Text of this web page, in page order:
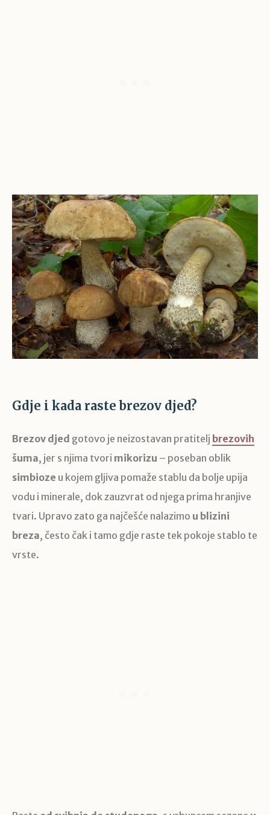
Gdje i kada raste brezov djed?
Brezov djed gotovo je neizostavan pratitelj brezovih
šuma, jer s njima tvori mikorizu – poseban oblik
simbioze u kojem gljiva pomaže stablu da bolje upija
vodu i minerale, dok zauzvrat od njega prima hranjive
tvari. Upravo zato ga najčešće nalazimo u blizini
breza, često čak i tamo gdje raste tek pokoje stablo te
vrste.